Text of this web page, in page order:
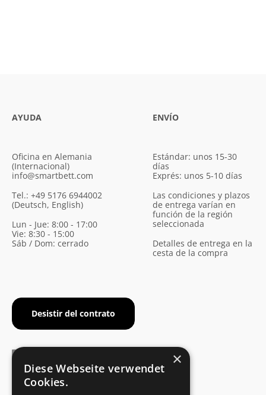
AYUDA
Oficina en Alemania
(Internacional)
info@smartbett.com
Tel.: +49 5176 6944002
(Deutsch, English)
Lun - Jue: 8:00 - 17:00
Vie: 8:30 - 15:00
Sáb / Dom: cerrado
Desistir del contrato
ENVÍO
Estándar: unos 15-30
días
Exprés: unos 5-10 días
Las condiciones y plazos
de entrega varían en
función de la región
seleccionada
Detalles de entrega en la
cesta de la compra
×
Diese Webseite verwendet
Cookies.